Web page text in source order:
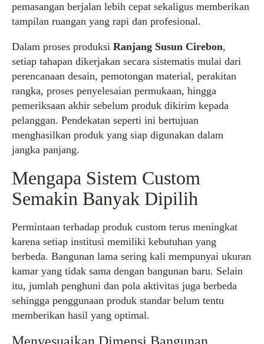
pemasangan berjalan lebih cepat sekaligus memberikan
tampilan ruangan yang rapi dan profesional.
Dalam proses produksi Ranjang Susun Cirebon,
setiap tahapan dikerjakan secara sistematis mulai dari
perencanaan desain, pemotongan material, perakitan
rangka, proses penyelesaian permukaan, hingga
pemeriksaan akhir sebelum produk dikirim kepada
pelanggan. Pendekatan seperti ini bertujuan
menghasilkan produk yang siap digunakan dalam
jangka panjang.
Mengapa Sistem Custom
Semakin Banyak Dipilih
Permintaan terhadap produk custom terus meningkat
karena setiap institusi memiliki kebutuhan yang
berbeda. Bangunan lama sering kali mempunyai ukuran
kamar yang tidak sama dengan bangunan baru. Selain
itu, jumlah penghuni dan pola aktivitas juga berbeda
sehingga penggunaan produk standar belum tentu
memberikan hasil yang optimal.